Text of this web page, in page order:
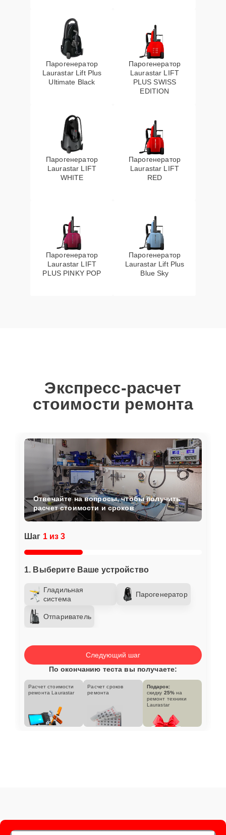
Парогенератор
Laurastar Lift Plus
Ultimate Black
Парогенератор
Laurastar LIFT
PLUS SWISS
EDITION
Парогенератор
Laurastar LIFT
WHITE
Парогенератор
Laurastar LIFT
RED
Парогенератор
Laurastar LIFT
PLUS PINKY POP
Парогенератор
Laurastar Lift Plus
Blue Sky
Экспресс-расчет
стоимости ремонта
Шаг 1 из 3
1. Выберите Ваше устройство
Гладильная
система
Парогенератор
Отпариватель
Отвечайте на вопросы, чтобы получить
расчет стоимости и сроков
Следующий шаг
По окончанию теста вы получаете:
Расчет стоимости
ремонта Laurastar
Расчет сроков
ремонта
Подарок:
скидку 25% на
ремонт техники
Laurastar